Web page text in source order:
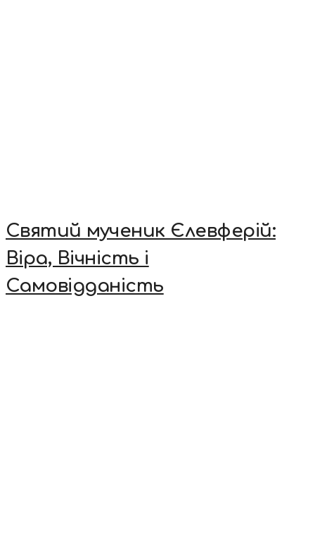
Святий мученик Єлевферій:
Віра, Вічність і
Самовідданість